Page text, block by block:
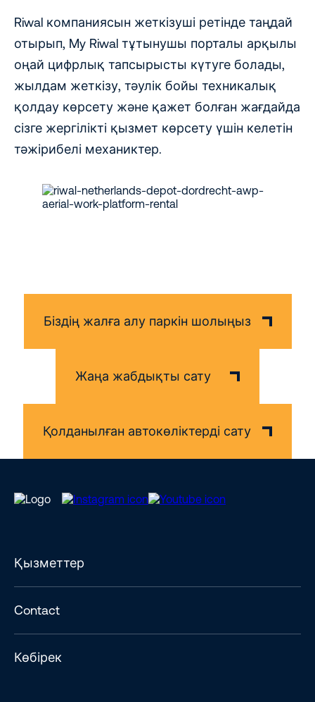
Riwal компаниясын жеткізуші ретінде таңдай
отырып, My Riwal тұтынушы порталы арқылы
оңай цифрлық тапсырысты күтуге болады,
жылдам жеткізу, тәулік бойы техникалық
қолдау көрсету және қажет болған жағдайда
сізге жергілікті қызмет көрсету үшін келетін
тәжірибелі механиктер.
Біздің жалға алу паркін шолыңыз
Жаңа жабдықты сату
Қолданылған автокөліктерді сату
Қызметтер
Contact
Көбірек